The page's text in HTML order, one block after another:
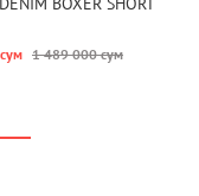
1 489 000 сум